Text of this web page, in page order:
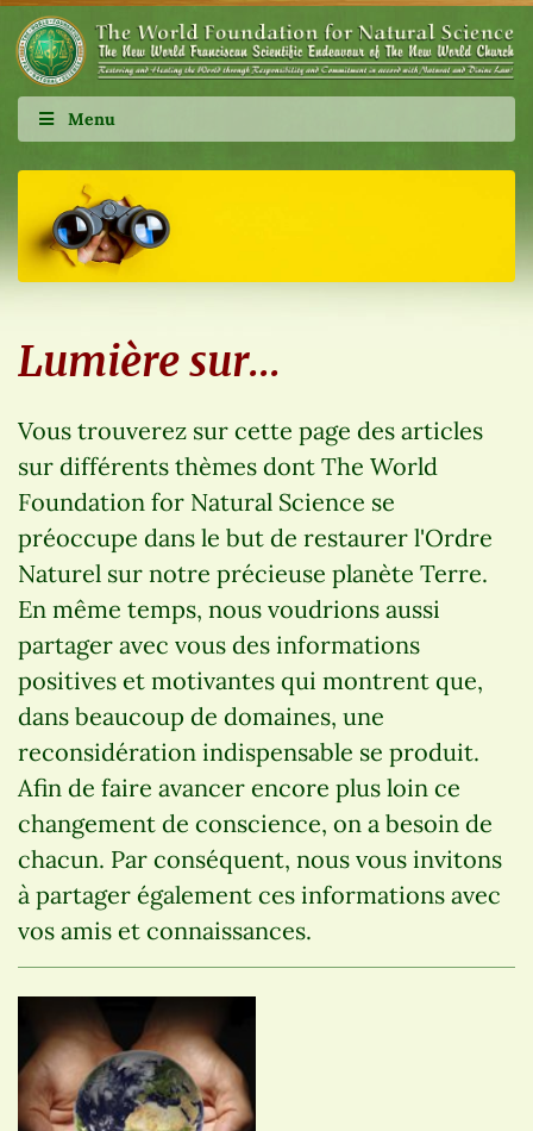
Menu
Lumière sur…
Vous trouverez sur cette page des articles
sur différents thèmes dont The World
Foundation for Natural Science se
préoccupe dans le but de restaurer l'Ordre
Naturel sur notre précieuse planète Terre.
En même temps, nous voudrions aussi
partager avec vous des informations
positives et motivantes qui montrent que,
dans beaucoup de domaines, une
reconsidération indispensable se produit.
Afin de faire avancer encore plus loin ce
changement de conscience, on a besoin de
chacun. Par conséquent, nous vous invitons
à partager également ces informations avec
vos amis et connaissances.